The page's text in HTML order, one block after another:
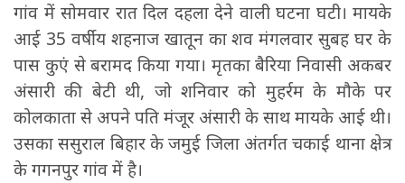
गांव में सोमवार रात दिल दहला देने वाली घटना घटी। मायके
आई 35 वर्षीय शहनाज खातून का शव मंगलवार सुबह घर के
पास कुएं से बरामद किया गया। मृतका बैरिया निवासी अकबर
अंसारी की बेटी थी, जो शनिवार को मुहर्रम के मौके पर
कोलकाता से अपने पति मंजूर अंसारी के साथ मायके आई थी।
उसका ससुराल बिहार के जमुई जिला अंतर्गत चकाई थाना क्षेत्र
के गगनपुर गांव में है।